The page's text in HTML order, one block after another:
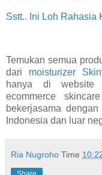
Sstt.. Ini Loh Rahasia
Temukan semua
dari moisturizer
hanya di website
ecommerce
bekerjasama
Indonesia dan luar
Ria Nugroho Time